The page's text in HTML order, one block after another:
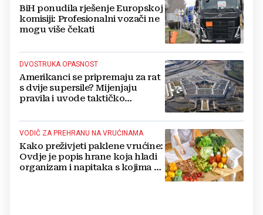
BiH ponudila rješenje Europskoj
komisiji: Profesionalni vozači ne
mogu više čekati
DVOSTRUKA OPASNOST
Amerikanci se pripremaju za rat
s dvije supersile? Mijenjaju
pravila i uvode taktičko
VODIČ ZA PREHRANU NA VRUĆINAMA
Kako preživjeti paklene vrućine:
Ovdje je popis hrane koja hladi
organizam i napitaka s kojima si